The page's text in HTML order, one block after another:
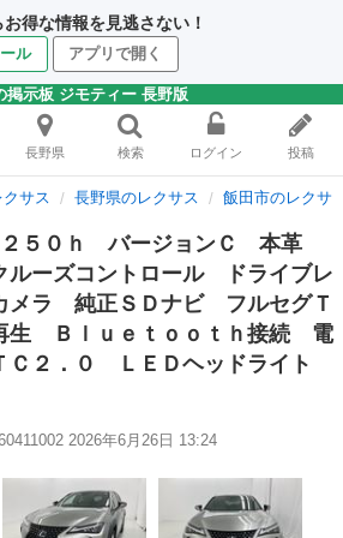
得な情報を見逃さない！
ル アプリで開く
掲示板 ジモティー 長野版
長野県 検索 ログイン 投稿
クサス 長野県のレクサス 飯田市のレクサ
２５０ｈ バージョンＣ 本革
ーズコントロール ドライブレ
メラ 純正ＳＤナビ フルセグＴ
生 Ｂｌｕｅｔｏｏｔｈ接続 電
２．０ ＬＥＤヘッドライト
2026年6月26日 13:24